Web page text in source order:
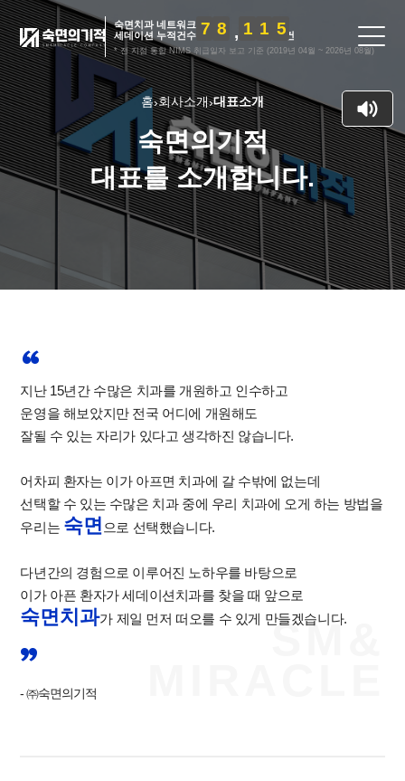
숙면치과 네트워크
세데이션 누적건수 7 8 1 1 5건
* 전 지점 통합 NIMS 취급일자 보고 기준 (2019년 04월 ~ 2026년 08월)
홈›회사소개›대표소개
숙면의기적
대표를 소개합니다.
지난 15년간 수많은 치과를 개원하고 인수하고
운영을 해보았지만 전국 어디에 개원해도
잘될 수 있는 자리가 있다고 생각하진 않습니다.
어차피 환자는 이가 아프면 치과에 갈 수밖에 없는데
선택할 수 있는 수많은 치과 중에 우리 치과에 오게 하는 방법을
우리는 숙면 으로 선택했습니다.
다년간의 경험으로 이루어진 노하우를 바탕으로
이가 아픈 환자가 세데이션치과를 찾을 때 앞으로
숙면치과가 제일 먼저 떠오를 수 있게 만들겠습니다.
- ㈜숙면의기적
SM&